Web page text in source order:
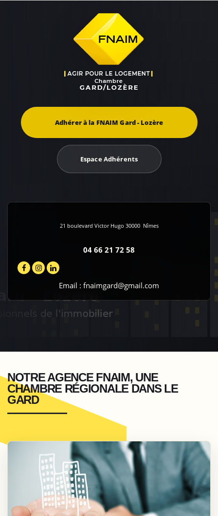
Adhérer à la FNAIM Gard - Lozère
Espace Adhérents
21 boulevard Victor Hugo 30000 Nîmes
04 66 21 72 58
Email : fnaimgard@gmail.com
NOTRE AGENCE FNAIM, UNE
CHAMBRE RÉGIONALE DANS LE
GARD